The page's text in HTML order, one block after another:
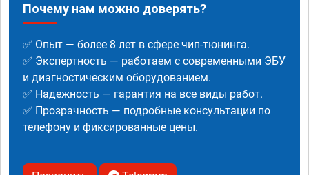
Почему нам можно доверять?
✅ Опыт — более 8 лет в сфере чип-тюнинга.
✅ Экспертность — работаем с современными ЭБУ
и диагностическим оборудованием.
✅ Надежность — гарантия на все виды работ.
✅ Прозрачность — подробные консультации по
телефону и фиксированные цены.